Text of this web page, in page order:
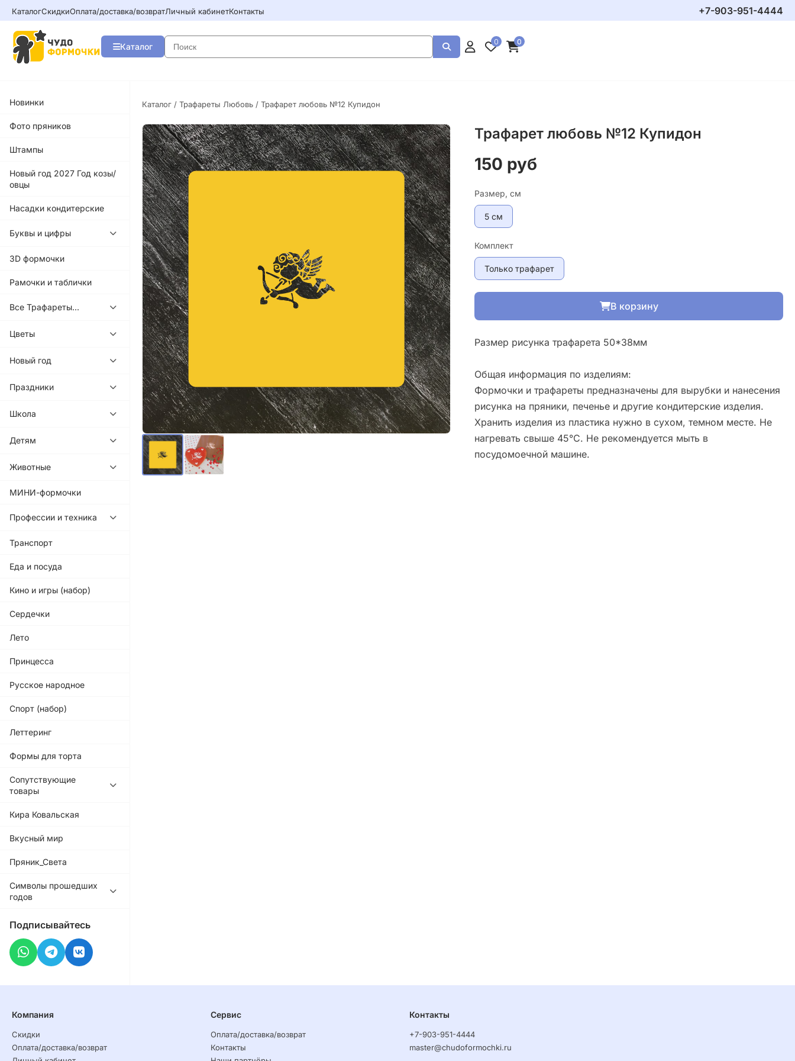
КаталогСкидкиОплата/доставка/возвратЛичный кабинетКонтакты +7-903-951-4444
Каталог
0 0
Новинки
Фото пряников
Штампы
Новый год 2027 Год козы/
овцы
Насадки кондитерские
Буквы и цифры
3D формочки
Рамочки и таблички
Все Трафареты...
Цветы
Новый год
Праздники
Школа
Детям
Животные
МИНИ-формочки
Профессии и техника
Транспорт
Еда и посуда
Кино и игры (набор)
Сердечки
Лето
Принцесса
Русское народное
Спорт (набор)
Леттеринг
Формы для торта
Сопутствующие
товары
Кира Ковальская
Вкусный мир
Пряник_Света
Символы прошедших
годов
Подписывайтесь
Каталог / Трафареты Любовь / Трафарет любовь №12 Купидон
Трафарет любовь №12 Купидон
150 руб
Размер, см
5 см
Комплект
Только трафарет
В корзину
Размер рисунка трафарета 50*38мм
Общая информация по изделиям:
Формочки и трафареты предназначены для вырубки и нанесения
рисунка на пряники, печенье и другие кондитерские изделия.
Хранить изделия из пластика нужно в сухом, темном месте. Не
нагревать свыше 45°С. Не рекомендуется мыть в
посудомоечной машине.
Компания
Скидки
Оплата/доставка/возврат
Сервис
Оплата/доставка/возврат
Контакты
Контакты
+7-903-951-4444
master@chudoformochki.ru